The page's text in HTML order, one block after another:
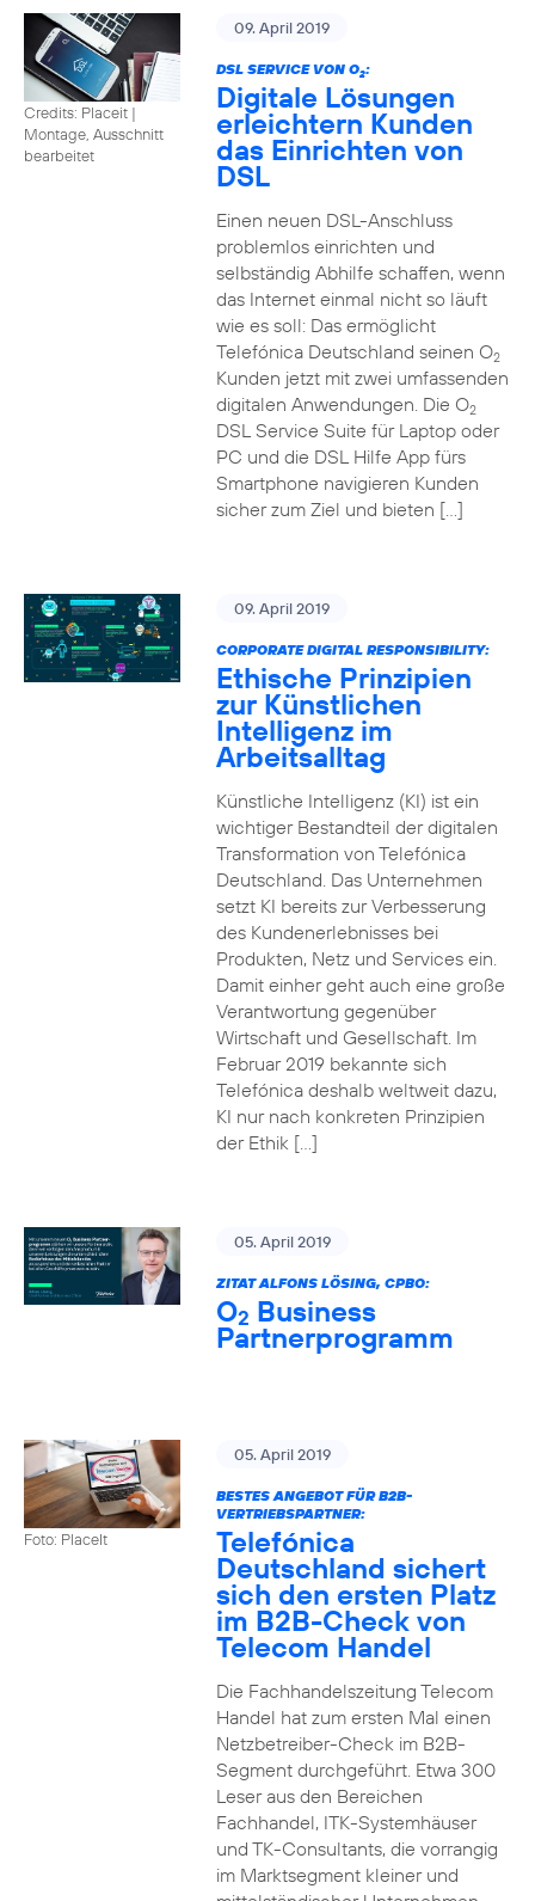
Credits: Placeit |
Montage, Ausschnitt
bearbeitet
09. April 2019
DSL SERVICE VON O2:
Digitale Lösungen
erleichtern Kunden
das Einrichten von
DSL
Einen neuen DSL-Anschluss
problemlos einrichten und
selbständig Abhilfe schaffen, wenn
das Internet einmal nicht so läuft
wie es soll: Das ermöglicht
Telefónica Deutschland seinen O2
Kunden jetzt mit zwei umfassenden
digitalen Anwendungen. Die O2
DSL Service Suite für Laptop oder
PC und die DSL Hilfe App fürs
Smartphone navigieren Kunden
sicher zum Ziel und bieten […]
09. April 2019
CORPORATE DIGITAL RESPONSIBILITY:
Ethische Prinzipien
zur Künstlichen
Intelligenz im
Arbeitsalltag
Künstliche Intelligenz (KI) ist ein
wichtiger Bestandteil der digitalen
Transformation von Telefónica
Deutschland. Das Unternehmen
setzt KI bereits zur Verbesserung
des Kundenerlebnisses bei
Produkten, Netz und Services ein.
Damit einher geht auch eine große
Verantwortung gegenüber
Wirtschaft und Gesellschaft. Im
Februar 2019 bekannte sich
Telefónica deshalb weltweit dazu,
KI nur nach konkreten Prinzipien
der Ethik […]
05. April 2019
ZITAT ALFONS LÖSING, CPBO:
O2 Business
Partnerprogramm
Foto: PlaceIt
05. April 2019
BESTES ANGEBOT FÜR B2B-
VERTRIEBSPARTNER:
Telefónica
Deutschland sichert
sich den ersten Platz
im B2B-Check von
Telecom Handel
Die Fachhandelszeitung Telecom
Handel hat zum ersten Mal einen
Netzbetreiber-Check im B2B-
Segment durchgeführt. Etwa 300
Leser aus den Bereichen
Fachhandel, ITK-Systemhäuser
und TK-Consultants, die vorrangig
im Marktsegment kleiner und